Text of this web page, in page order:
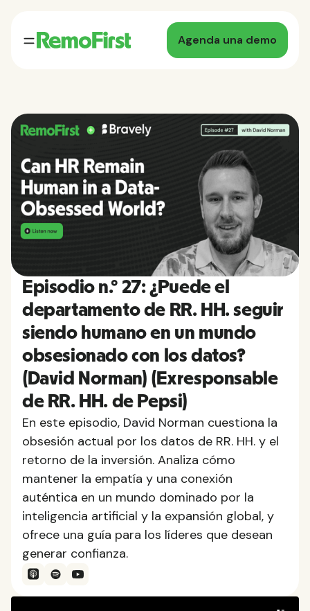
Agenda una demo
Episodio n.º 27: ¿Puede el
departamento de RR. HH. seguir
siendo humano en un mundo
obsesionado con los datos?
(David Norman) (Exresponsable
de RR. HH. de Pepsi)
En este episodio, David Norman cuestiona la
obsesión actual por los datos de RR. HH. y el
retorno de la inversión. Analiza cómo
mantener la empatía y una conexión
auténtica en un mundo dominado por la
inteligencia artificial y la expansión global, y
ofrece una guía para los líderes que desean
generar confianza.